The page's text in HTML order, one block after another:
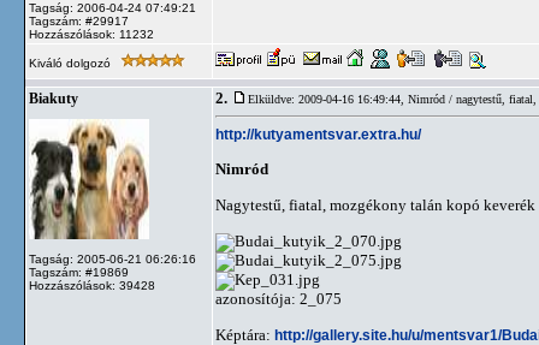
Tagság: 2006-04-24 07:49:21
Tagszám: #29917
Hozzászólások: 11232
Kiváló dolgozó
Biakuty
Tagság: 2005-06-21 06:26:16
Tagszám: #19869
Hozzászólások: 39428
2. Elküldve: 2009-04-16 16:49:44, Nimród / nagytestű, fiatal,
http://kutyamentsvar.extra.hu/
Nimród
Nagytestű, fiatal, mozgékony talán kopó keverék
azonosítója: 2_075
Képtára: http://gallery.site.hu/u/mentsvar1/